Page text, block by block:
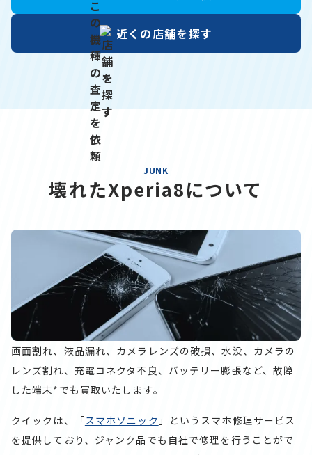
近くの店舗を探す
JUNK
壊れたXperia8について
画面割れ、液晶漏れ、カメラレンズの破損、水没、カメラの
レンズ割れ、充電コネクタ不良、バッテリー膨張など、故障
した端末*でも買取いたします。
クイックは、「スマホソニック 」というスマホ修理サービス
を提供しており、ジャンク品でも自社で修理を行うことがで